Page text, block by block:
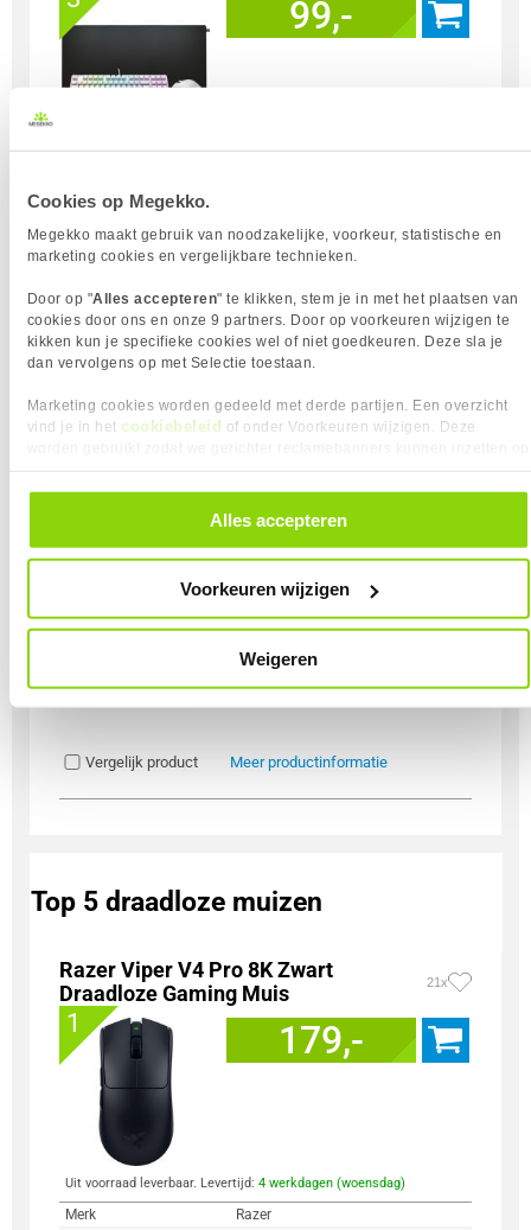
Cookies op Megekko.
Megekko maakt gebruik van noodzakelijke, voorkeur, statistische en
marketing cookies en vergelijkbare technieken.
Door op "Alles accepteren" te klikken, stem je in met het plaatsen van
cookies door ons en onze 9 partners. Door op voorkeuren wijzigen te
kikken kun je specifieke cookies wel of niet goedkeuren. Deze sla je
dan vervolgens op met Selectie toestaan.
Marketing cookies worden gedeeld met derde partijen. Een overzicht
vind je in het cookiebeleid of onder Voorkeuren wijzigen. Deze
alle cookies. Je kunt je gegeven toestemming altijd intrekken, dit doe je
door in de footer van onze website te klikken op ‘Cookievoorkeuren’
Alles accepteren
Voorkeuren wijzigen
Weigeren
99,-
Soort Bundel
Toetsenbord + Muis + Muismat
Vergelijk product Meer productinformatie
K5V2 / M68 Pro / GP5
1 dag (vrijdag)
Merk
Cherry
Gaming
Soort Bundel
Toetsenbord + Muis + Muismat
Vergelijk product Meer productinformatie
Top 5 draadloze muizen
Razer Viper V4 Pro 8K Zwart
Draadloze Gaming Muis
21x
1 179,-
Uit voorraad leverbaar. Levertijd: 4 werkdagen (woensdag)
Merk
Razer